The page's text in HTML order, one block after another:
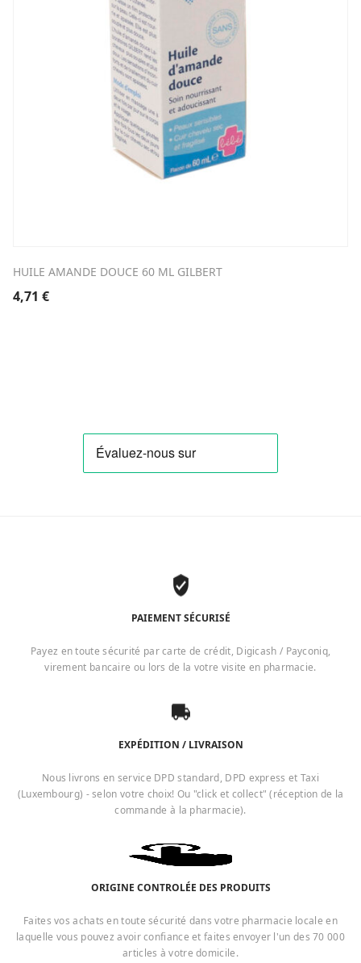
HUILE AMANDE DOUCE 60 ML GILBERT
4,71 €
PAIEMENT SÉCURISÉ
Payez en toute sécurité par carte de crédit, Digicash / Payconiq,
virement bancaire ou lors de la votre visite en pharmacie.
EXPÉDITION / LIVRAISON
Nous livrons en service DPD standard, DPD express et Taxi
(Luxembourg) - selon votre choix! Ou "click et collect" (réception de la
commande à la pharmacie).
ORIGINE CONTROLÉE DES PRODUITS
Faites vos achats en toute sécurité dans votre pharmacie locale en
laquelle vous pouvez avoir confiance et faites envoyer l'un des 70 000
articles à votre domicile.